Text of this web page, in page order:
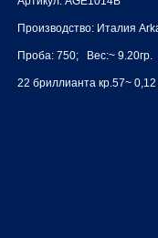
Производство: Италия
Проба: 750; Вес:~ 9.20гр.
22 бриллианта кр.57~ 0,12